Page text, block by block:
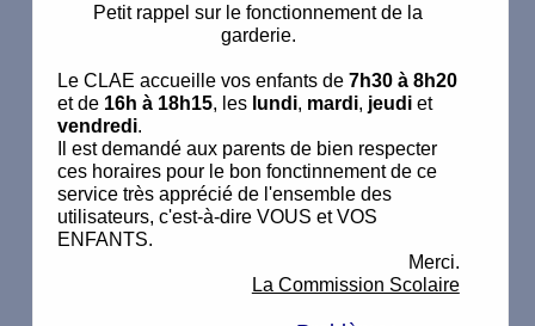
Petit rappel sur le fonctionnement de la
garderie.
Le CLAE accueille vos enfants de7h30 à 8h20
et de 16h à 18h15, leslundi, mardi, jeudiet
vendredi.
Il est demandé aux parents de bien respecter
ces horaires pour le bon fonctinnement de ce
service très apprécié de l'ensemble des
utilisateurs, c'est-à-dire VOUS et VOS
ENFANTS.
Merci.
La Commission Scolaire